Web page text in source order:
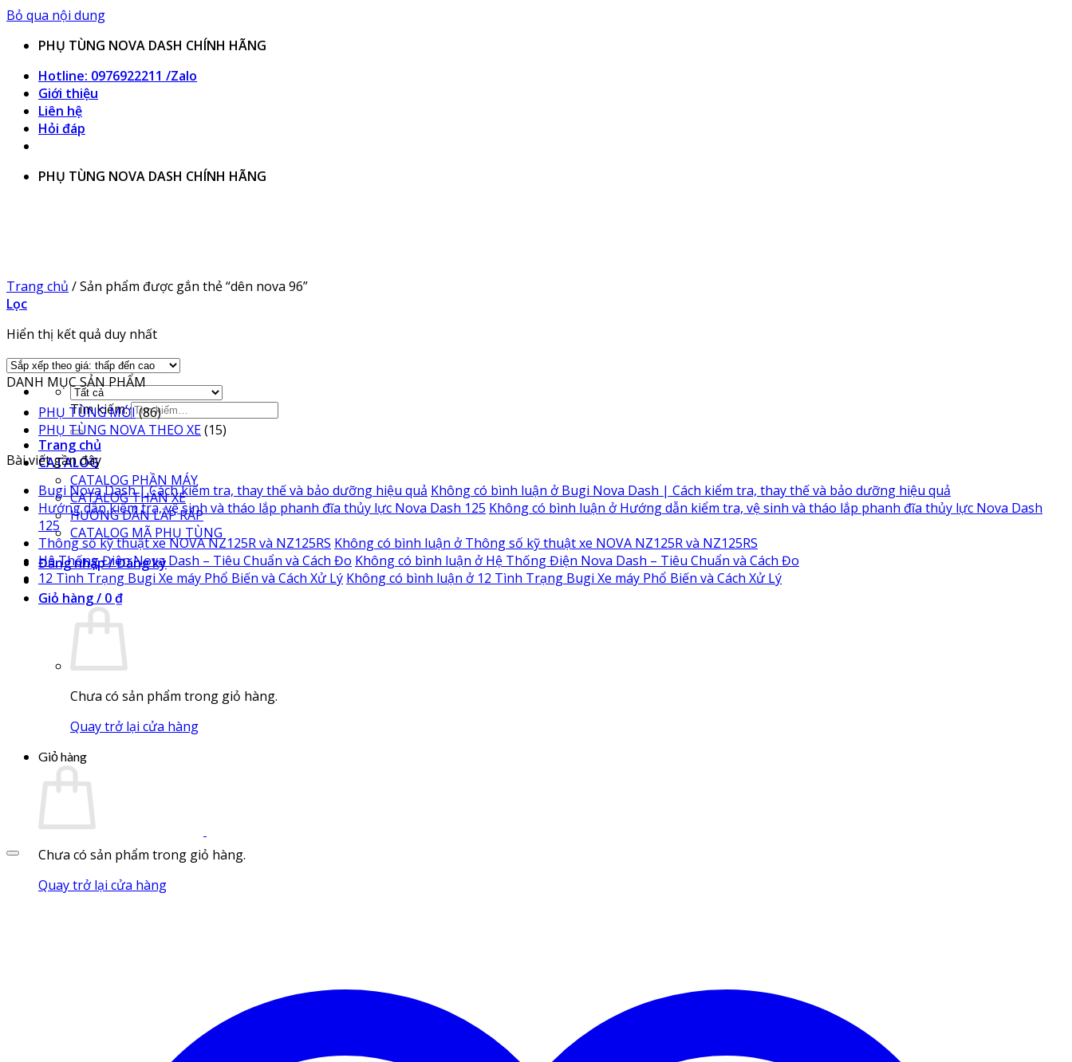
Bỏ qua nội dung
PHỤ TÙNG NOVA DASH CHÍNH HÃNG
Hotline: 0976922211 /Zalo
Giới thiệu
Liên hệ
Hỏi đáp
PHỤ TÙNG NOVA DASH CHÍNH HÃNG
Tìm kiếm:
Trang chủ
CATALOG
CATALOG PHẦN MÁY
CATALOG THÂN XE
HƯỚNG DẪN LẮP RÁP
CATALOG MÃ PHỤ TÙNG
Đăng nhập / Đăng ký
Giỏ hàng / 0₫
Chưa có sản phẩm trong giỏ hàng.
Quay trở lại cửa hàng
Giỏ hàng
Chưa có sản phẩm trong giỏ hàng.
Quay trở lại cửa hàng
Trang chủ /Sản phẩm được gắn thẻ “dên nova 96”
Lọc
Hiển thị kết quả duy nhất
DANH MỤC SẢN PHẨM
PHỤ TÙNG MỚI(86)
PHỤ TÙNG NOVA THEO XE(15)
Bài viết gần đây
Bugi Nova Dash | Cách kiểm tra, thay thế và bảo dưỡng hiệu quả Không có bình luận ở Bugi Nova Dash | Cách kiểm tra, thay thế và bảo dưỡng hiệu quả
Hướng dẫn kiểm tra, vệ sinh và tháo lắp phanh đĩa thủy lực Nova Dash 125 Không có bình luận ở Hướng dẫn kiểm tra, vệ sinh và tháo lắp phanh đĩa thủy lực Nova Dash
125
Thông số kỹ thuật xe NOVA NZ125R và NZ125RS Không có bình luận ở Thông số kỹ thuật xe NOVA NZ125R và NZ125RS
Hệ Thống Điện Nova Dash – Tiêu Chuẩn và Cách Đo Không có bình luận ở Hệ Thống Điện Nova Dash – Tiêu Chuẩn và Cách Đo
12 Tình Trạng Bugi Xe máy Phổ Biến và Cách Xử Lý Không có bình luận ở 12 Tình Trạng Bugi Xe máy Phổ Biến và Cách Xử Lý